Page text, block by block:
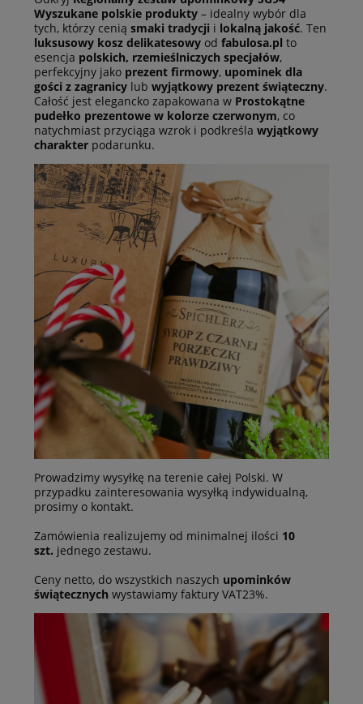
Wyszukane polskie produkty – idealny wybór dla
tych, którzy cenią smaki tradycji i lokalną jakość. Ten
luksusowy kosz delikatesowy od fabulosa.pl to
esencja polskich, rzemieślniczych specjałów,
perfekcyjny jako prezent firmowy, upominek dla
gości z zagranicy lub wyjątkowy prezent świąteczny.
Całość jest elegancko zapakowana w Prostokątne
pudełko prezentowe w kolorze czerwonym, co
natychmiast przyciąga wzrok i podkreśla wyjątkowy
charakter podarunku.
Prowadzimy wysyłkę na terenie całej Polski. W
przypadku zainteresowania wysyłką indywidualną,
prosimy o kontakt.
Zamówienia realizujemy od minimalnej ilości 10
szt. jednego zestawu.
Ceny netto, do wszystkich naszych upominków
świątecznych wystawiamy faktury VAT23%.